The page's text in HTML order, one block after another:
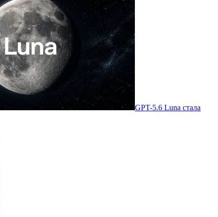
GPT-5.6 Luna стала